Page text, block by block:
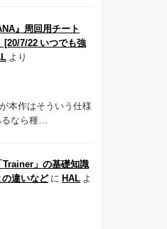
』周回用チート
[20/7/22 いつでも強
より
本作はそういう仕様
なら種…
Trainer」の基礎知識
違いなどに HAL よ